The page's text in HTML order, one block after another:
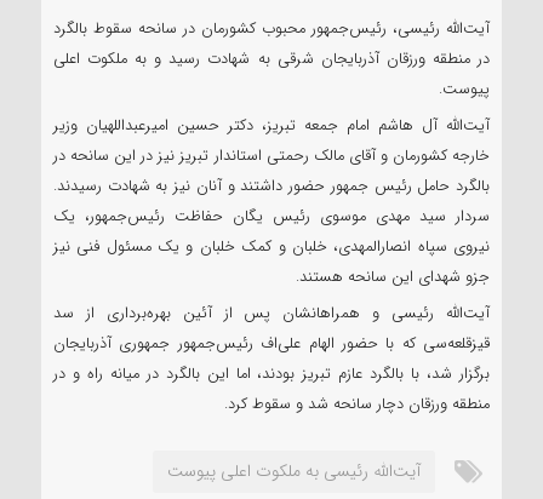
آیت‌الله رئیسی، رئیس‌جمهور محبوب کشورمان در سانحه سقوط بالگرد
در منطقه ورزقان آذربایجان شرقی به شهادت رسید و به ملکوت اعلی
پیوست.
آیت‌الله آل هاشم امام جمعه تبریز، دکتر حسین امیرعبداللهیان وزیر
خارجه کشورمان و آقای مالک رحمتی استاندار تبریز نیز در این سانحه در
بالگرد حامل رئیس جمهور حضور داشتند و آنان نیز به شهادت رسیدند.
سردار سید مهدی موسوی رئیس یگان حفاظت رئیس‌جمهور، یک
نیروی سپاه انصارالمهدی، خلبان و کمک خلبان و یک مسئول فنی نیز
جزو شهدای این سانحه هستند.
آیت‌الله رئیسی و همراهانشان پس از آئین بهره‌برداری از سد
قیزقلعه‌سی که با حضور الهام علی‌اف رئیس‌جمهور جمهوری آذربایجان
برگزار شد، با بالگرد عازم تبریز بودند، اما این بالگرد در میانه راه و در
منطقه ورزقان دچار سانحه شد و سقوط کرد.
آیت‌الله رئیسی به ملکوت اعلی پیوست